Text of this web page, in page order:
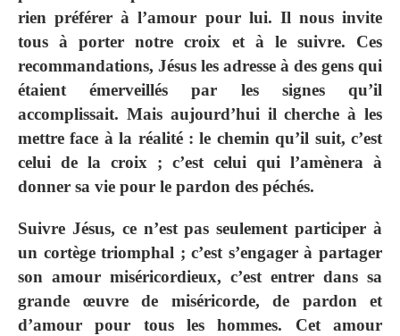
rien préférer à l’amour pour lui. Il nous invite
tous à porter notre croix et à le suivre. Ces
recommandations, Jésus les adresse à des gens qui
étaient émerveillés par les signes qu’il
accomplissait. Mais aujourd’hui il cherche à les
mettre face à la réalité : le chemin qu’il suit, c’est
celui de la croix ; c’est celui qui l’amènera à
donner sa vie pour le pardon des péchés.
Suivre Jésus, ce n’est pas seulement participer à
un cortège triomphal ; c’est s’engager à partager
son amour miséricordieux, c’est entrer dans sa
grande œuvre de miséricorde, de pardon et
d’amour pour tous les hommes. Cet amour